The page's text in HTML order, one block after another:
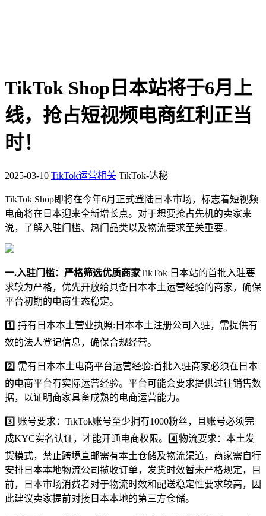
TikTok Shop日本站将于6月上
线，抢占短视频电商红利正当
时！
2025-03-10 TikTok运营相关 TikTok-达秘
TikTok Shop即将在今年6月正式登陆日本市场，标志着短视频
电商将在日本迎来全新增长点。对于想要抢占先机的卖家来
说，了解入驻门槛、热门品类以及物流要求至关重要。
一.入驻门槛：严格筛选优质商家TikTok 日本站的首批入驻要
求较为严格，优先开放给具备日本本土运营经验的商家，确保
平台初期的电商生态稳定。
1️⃣ 持有日本本土营业执照:日本本土注册公司入驻，需提供有
效的法人登记信息，确保合规经营。
2️⃣ 需有日本本土电商平台运营经验:首批入驻商家必须在日本
的电商平台有实际运营经验。平台可能会要求提供过往销售数
据，以证明商家具备成熟的电商运营能力。
3️⃣ 账号要求：TikTok账号至少拥有1000粉丝，且账号必须完
成KYC实名认证，才能开通电商权限。4️⃣物流要求：本土发
货模式，禁止跨境直邮需有本土仓储及物流渠道，商家需自行
安排日本本地物流公司揽收订单，发货时效暂未严格规定，目
前，日本市场消费者对于物流时效和配送稳定性要求较高，因
此建议卖家提前对接日本本地的第三方仓储。